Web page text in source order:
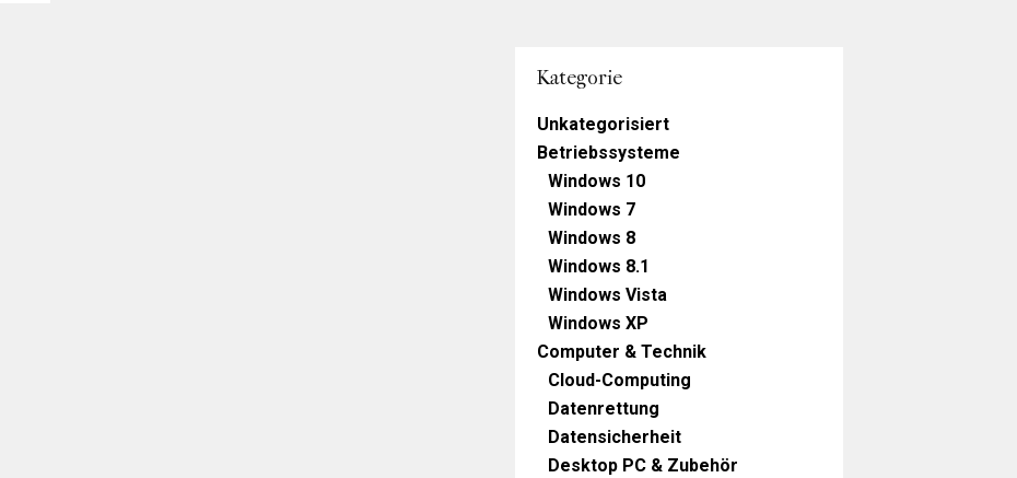
Kategorie
Unkategorisiert
Betriebssysteme
Windows 10
Windows 7
Windows 8
Windows 8.1
Windows Vista
Windows XP
Computer & Technik
Cloud-Computing
Datenrettung
Datensicherheit
Desktop PC & Zubehör